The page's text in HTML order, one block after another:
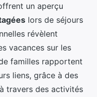
un aperçu
lors de séjours
révèlent
vacances sur les
familles rapportent
liens, grâce à des
travers des activités